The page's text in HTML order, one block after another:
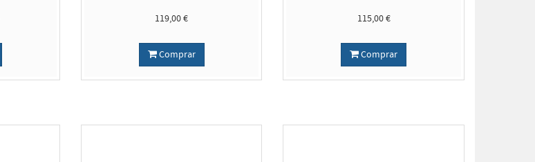
119,00 €
Comprar
115,00 €
Comprar